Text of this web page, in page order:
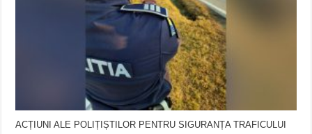
ACȚIUNI ALE POLIȚIȘTILOR PENTRU SIGURANȚA TRAFICULUI